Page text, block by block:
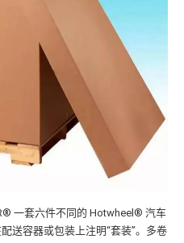
一套六件不同的 Hotwheel® 汽车
送容器或包装上注明“套装”。多卷